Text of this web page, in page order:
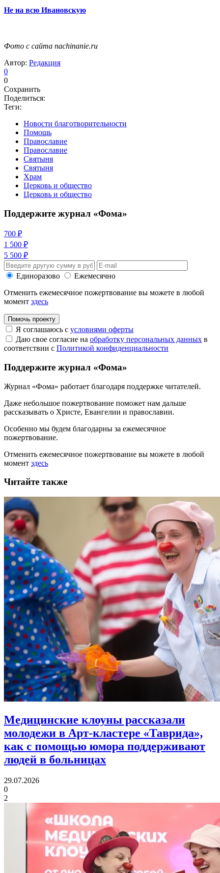
Не на всю Ивановскую
Фото с сайта nachinanie.ru
Автор: Редакция
0
0
Сохранить
Поделиться:
Теги:
Новости благотворительности
Помощь
Православие
Православие
Святыня
Святыня
Храм
Церковь и общество
Церковь и общество
Поддержите журнал «Фома»
700 ₽
1 500 ₽
5 500 ₽
Единоразово
Ежемесячно
Отменить ежемесячное пожертвование вы можете в любой
момент здесь
Помочь проекту
Я соглашаюсь с условиями оферты
Даю свое согласие на обработку персональных данных в
соответствии с Политикой конфиденциальности
Поддержите журнал «Фома»
Журнал «Фома» работает благодаря поддержке читателей.
Даже небольшое пожертвование поможет нам дальше
рассказывать о Христе, Евангелии и православии.
Особенно мы будем благодарны за ежемесячное
пожертвование.
Отменить ежемесячное пожертвование вы можете в любой
момент здесь
Читайте также
Медицинские клоуны рассказали
молодежи в Арт-кластере «Таврида»,
как с помощью юмора поддерживают
людей в больницах
29.07.2026
0
2